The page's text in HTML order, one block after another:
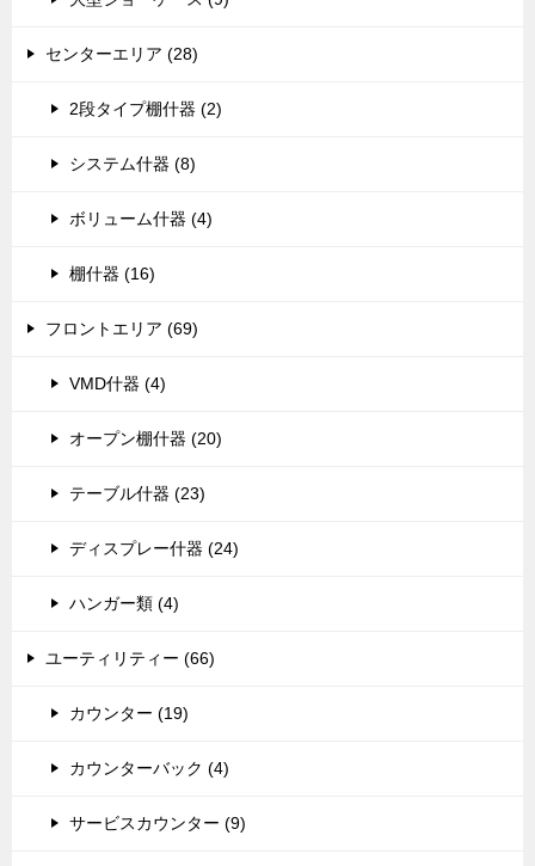
センターエリア (28)
2段タイプ棚什器 (2)
システム什器 (8)
ボリューム什器 (4)
棚什器 (16)
フロントエリア (69)
VMD什器 (4)
オープン棚什器 (20)
テーブル什器 (23)
ディスプレー什器 (24)
ハンガー類 (4)
ユーティリティー (66)
カウンター (19)
カウンターバック (4)
サービスカウンター (9)